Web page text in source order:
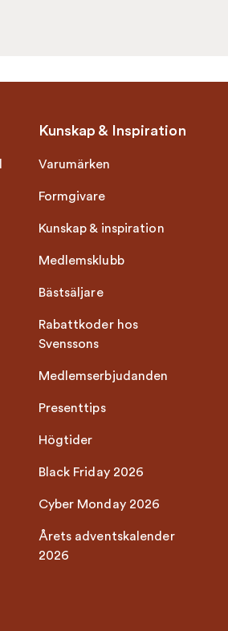
Kunskap & Inspiration
Varumärken
Formgivare
Kunskap & inspiration
Medlemsklubb
Bästsäljare
Rabattkoder hos
Svenssons
Medlemserbjudanden
Presenttips
Högtider
Black Friday 2026
Cyber Monday 2026
Årets adventskalender
2026